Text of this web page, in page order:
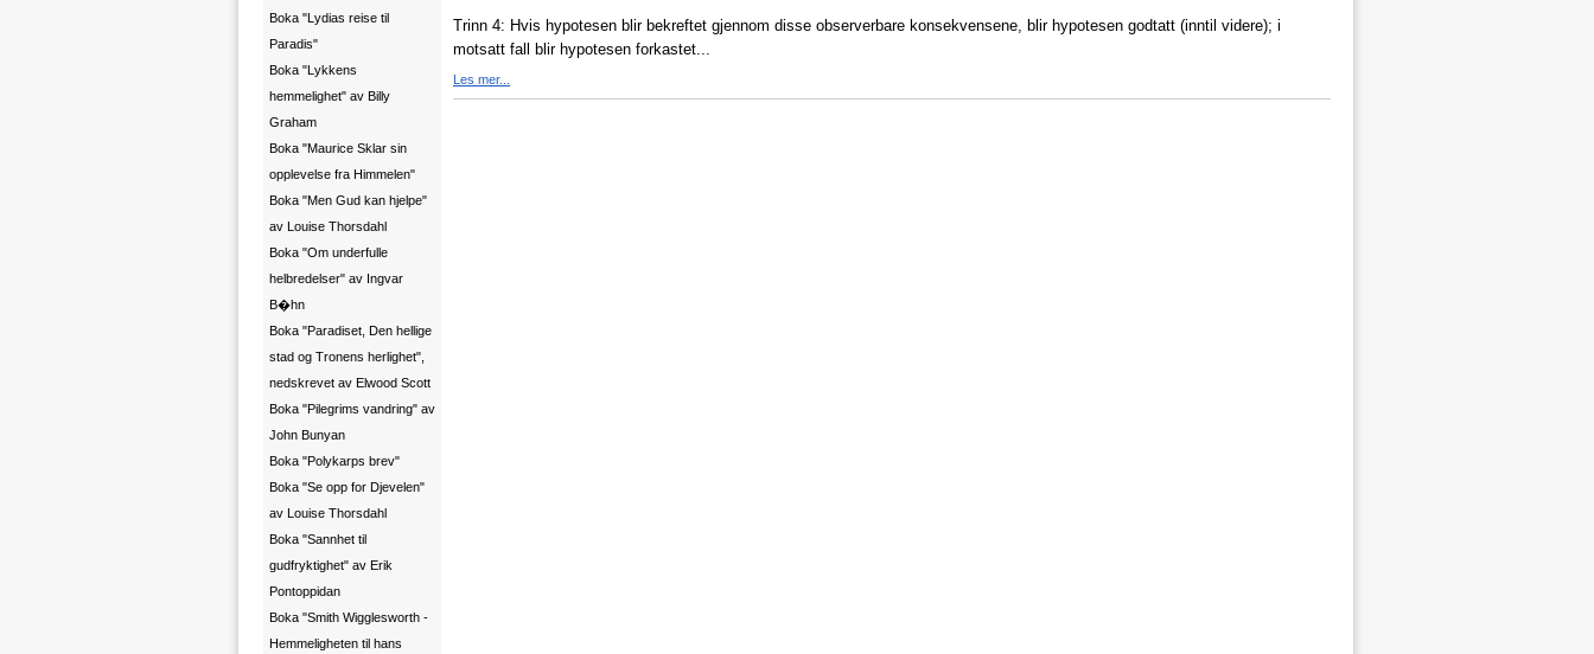
Boka "Lydias reise til
Paradis"
Boka "Lykkens
hemmelighet" av Billy
Graham
Boka "Maurice Sklar sin
opplevelse fra Himmelen"
Boka "Men Gud kan hjelpe"
av Louise Thorsdahl
Boka "Om underfulle
helbredelser" av Ingvar
B�hn
Boka "Paradiset, Den hellige
stad og Tronens herlighet",
nedskrevet av Elwood Scott
Boka "Pilegrims vandring" av
John Bunyan
Boka "Polykarps brev"
Boka "Se opp for Djevelen"
av Louise Thorsdahl
Boka "Sannhet til
gudfryktighet" av Erik
Pontoppidan
Boka "Smith Wigglesworth -
Hemmeligheten til hans
Trinn 4: Hvis hypotesen blir bekreftet gjennom disse observerbare konsekvensene, blir hypotesen godtatt (inntil videre); i
motsatt fall blir hypotesen forkastet...
Les mer...